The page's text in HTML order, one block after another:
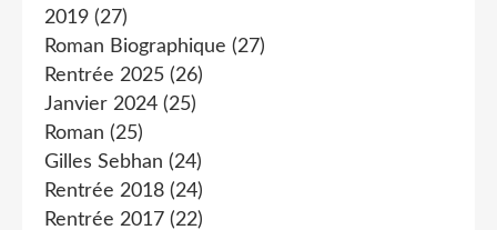
2019 (27)
Roman Biographique (27)
Rentrée 2025 (26)
Janvier 2024 (25)
Roman (25)
Gilles Sebhan (24)
Rentrée 2018 (24)
Rentrée 2017 (22)